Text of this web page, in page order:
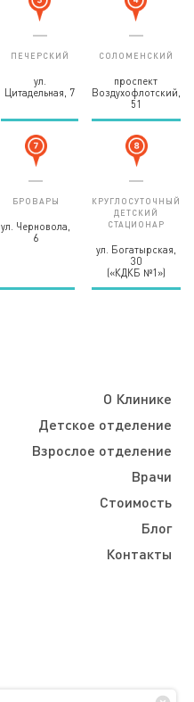
ПЕЧЕРСКИЙ
ул.
Цитадельная, 7
СОЛОМЕНСКИЙ
проспект
Воздухофлотский,
51
БРОВАРЫ
ул. Черновола,
6
КРУГЛОСУТОЧНЫЙ
ДЕТСКИЙ
СТАЦИОНАР
ул. Богатырская,
30
(«КДКБ №1»)
О Клинике
Детское отделение
Взрослое отделение
Врачи
Стоимость
Блог
Контакты